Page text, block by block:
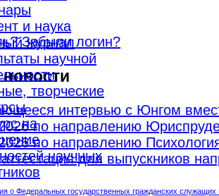
и наука
журнал
научной
творческие
на
научных
Забыли логин?
интервью с Юнгом
по направлению
по направлению
для выпускников
о Федеральных государственных гражданских